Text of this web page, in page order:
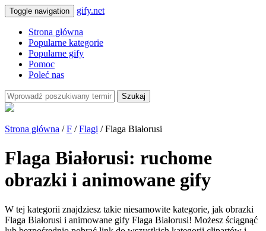
Toggle navigation gify.net
Strona główna
Popularne kategorie
Popularne gify
Pomoc
Poleć nas
Szukaj
Strona główna /F /Flagi / Flaga Białorusi
Flaga Białorusi: ruchome
obrazki i animowane gify
W tej kategorii znajdziesz takie niesamowite kategorie, jak obrazki
Flaga Białorusi i animowane gify Flaga Białorusi! Możesz ściągnąć